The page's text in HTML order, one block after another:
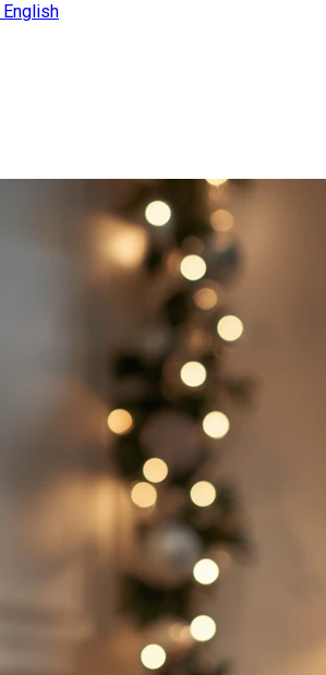
English